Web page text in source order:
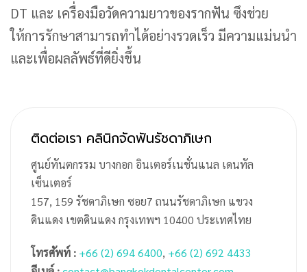
DT และ เครื่องมือวัดความยาวของรากฟัน ซึงช่วย
ให้การรักษาสามารถทำได้อย่างรวดเร็ว มีความแม่นนำ
และเพื่อผลลัพธ์ที่ดียิ่งขึ้น
ติดต่อเรา คลินิกจัดฟันรัชดาภิเษก
ศูนย์ทันตกรรม บางกอก อินเตอร์เนชั่นแนล เดนทัล
เซ็นเตอร์
157, 159 รัชดาภิเษก ซอย7 ถนนรัชดาภิเษก แขวง
ดินแดง เขตดินแดง กรุงเทพฯ 10400 ประเทศไทย
โทรศัพท์ : +66 (2) 694 6400, +66 (2) 692 4433